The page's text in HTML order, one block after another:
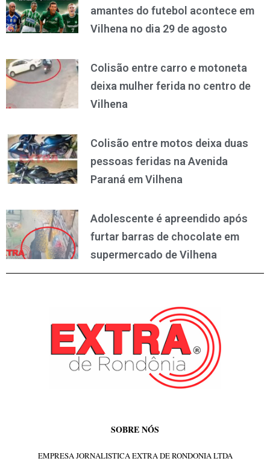
amantes do futebol acontece em
Vilhena no dia 29 de agosto
Colisão entre carro e motoneta
deixa mulher ferida no centro de
Vilhena
Colisão entre motos deixa duas
pessoas feridas na Avenida
Paraná em Vilhena
Adolescente é apreendido após
furtar barras de chocolate em
supermercado de Vilhena
SOBRE NÓS
EMPRESA JORNALISTICA EXTRA DE RONDONIA LTDA